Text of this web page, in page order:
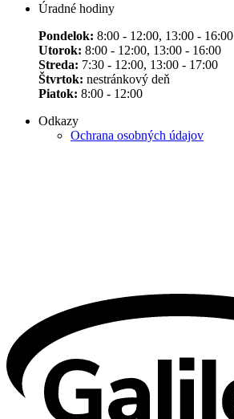
Úradné hodiny
Pondelok: 8:00 - 12:00, 13:00 - 16:00
Utorok: 8:00 - 12:00, 13:00 - 16:00
Streda: 7:30 - 12:00, 13:00 - 17:00
Štvrtok: nestránkový deň
Piatok: 8:00 - 12:00
Odkazy
Ochrana osobných údajov